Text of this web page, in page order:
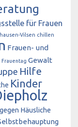
für Frauen
Vilsen chillen
Frauen- und
Frauentag Gewalt
Hilfe
Kinder
Häusliche